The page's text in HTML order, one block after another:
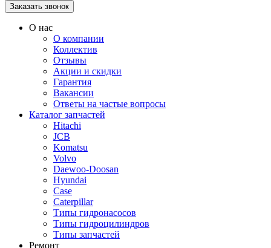
О нас
О компании
Коллектив
Отзывы
Акции и скидки
Гарантия
Вакансии
Ответы на частые вопросы
Каталог запчастей
Hitachi
JCB
Komatsu
Volvo
Daewoo-Doosan
Hyundai
Case
Caterpillar
Типы гидронасосов
Типы гидроцилиндров
Типы запчастей
Ремонт